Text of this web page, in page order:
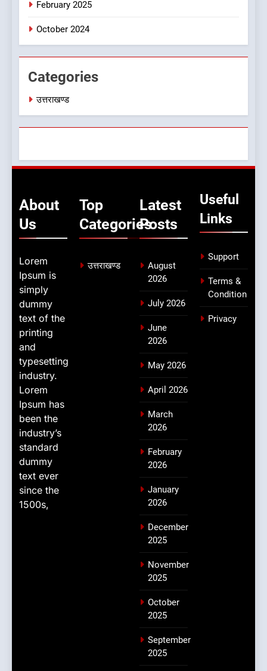
February 2025
October 2024
Categories
उत्तराखण्ड
About
Us
Lorem
Ipsum is
simply
dummy
text of the
printing
and
typesetting
industry.
Lorem
Ipsum has
been the
industry’s
standard
dummy
text ever
since the
1500s,
Top
Categories
उत्तराखण्ड
Latest
Posts
August
2026
July 2026
June
2026
May 2026
April 2026
March
2026
February
2026
January
2026
December
2025
November
2025
October
2025
September
2025
Useful
Links
Support
Terms &
Condition
Privacy